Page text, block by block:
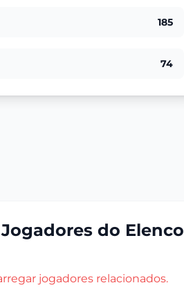
185
74
do Elenco
jogadores relacionados.